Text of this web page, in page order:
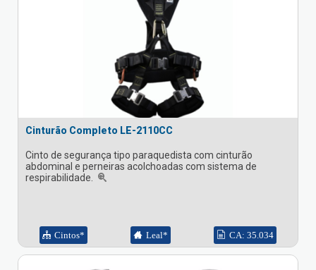
Cinturão Completo LE-2110CC
Cinto de segurança tipo paraquedista com cinturão
abdominal e perneiras acolchoadas com sistema de
respirabilidade.
Cintos* Leal* CA: 35.034